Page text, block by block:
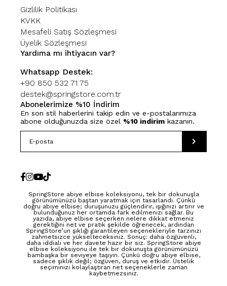
Gizlilik Politikası
KVKK
Mesafeli Satış Sözleşmesi
Üyelik Sözleşmesi
Yardıma mı ihtiyacın var?
Whatsapp Destek:
+90 850 532 71 75
destek@springstore.com.tr
Abonelerimize %10 İndirim
En son stil haberlerini takip edin ve e-postalarımıza
abone olduğunuzda size özel %10 indirim kazanın.
SpringStore abiye elbise koleksiyonu, tek bir dokunuşla
görünümünüzü baştan yaratmak için tasarlandı. Çünkü
doğru abiye elbise; duruşunuzu güçlendirir, ışığınızı artırır ve
bulunduğunuz her ortamda fark edilmenizi sağlar. Bu
yazıda, abiye elbise seçerken nelere dikkat etmeniz
gerektiğini net ve pratik şekilde öğrenecek, ardından
SpringStore’un şıklığı garantileyen seçenekleriyle tarzınızı
zahmetsizce yükselteceksiniz. Sonuç: daha özgüvenli,
daha iddialı ve her davete hazır bir siz. SpringStore abiye
elbise koleksiyonu ile tek bir dokunuşta görünümünüzü
bambaşka bir seviyeye taşıyın. Çünkü doğru abiye elbise,
sadece şıklık değil; özgüven, duruş ve etkidir. Üstelik
seçiminizi kolaylaştıran net seçeneklerle zaman
kaybetmezsiniz.